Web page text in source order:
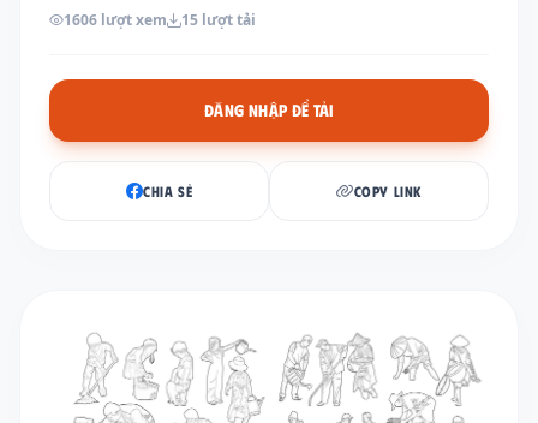
Đăng nhập
1606 lượt xem 15 lượt tải
ĐĂNG NHẬP ĐỂ TẢI
CHIA SẺ COPY LINK